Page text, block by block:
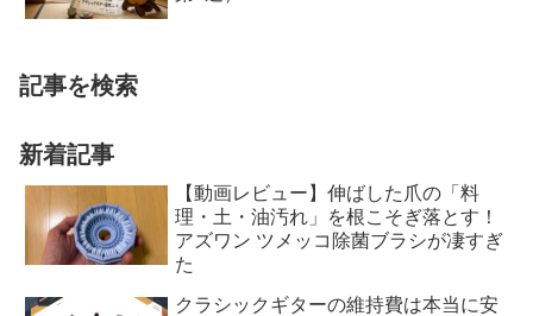
記事を検索
新着記事
【動画レビュー】伸ばした爪の「料
理・土・油汚れ」を根こそぎ落とす！
アズワン ツメッコ除菌ブラシが凄すぎ
た
クラシックギターの維持費は本当に安